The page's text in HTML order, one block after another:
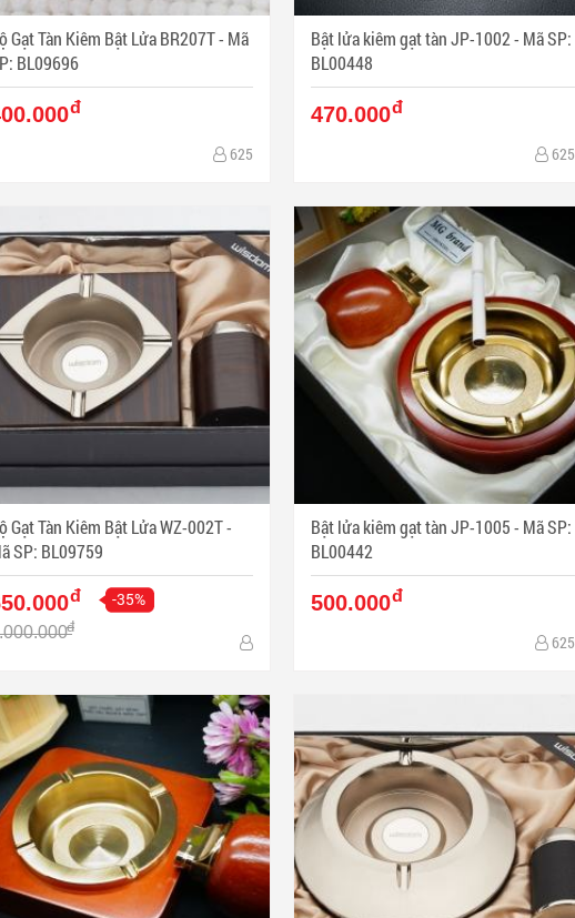
Gạt Tàn Kiêm Bật Lửa BR207T - Mã
BL09696
đ
625
Bật lửa kiêm gạt tàn JP-1002 - Mã SP:
BL00448
470.000đ
625
Gạt Tàn Kiêm Bật Lửa WZ-002T -
SP: BL09759
đ -35%
đ
Bật lửa kiêm gạt tàn JP-1005 - Mã SP:
BL00442
500.000đ
625